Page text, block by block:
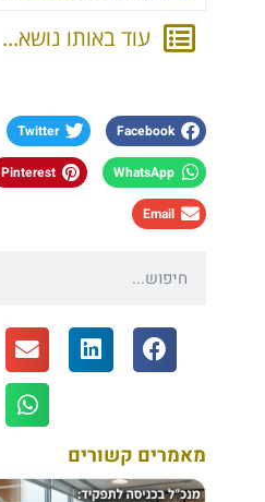
מאמרים קשורים
עוד באותו נושא...
Facebook
Twitter
WhatsApp
Pinterest
Email